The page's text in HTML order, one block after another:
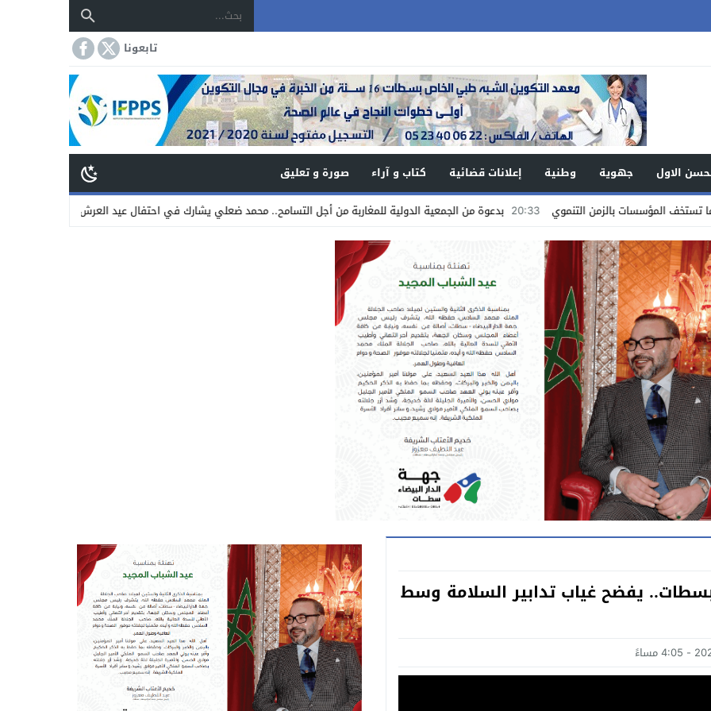
تابعونا
الاول جهوية وطنية إعلانات قضائية كتاب و آراء
صورة و تعليق
بالزمن التنموي 20:33 بدعوة من الجمعية الدولية للمغاربة من أجل التسامح.. محمد ضعلي يشارك في احتفال عيد العرش المجيد 17:31
يفضح غياب تدابير السلامة وسط